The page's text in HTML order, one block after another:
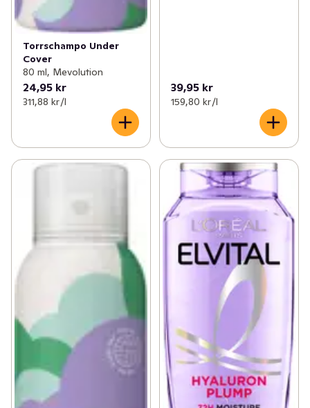
Torrschampo Under
Cover
80 ml, Mevolution
24,95 kr
311,88 kr /l
39,95 kr
159,80 kr /l